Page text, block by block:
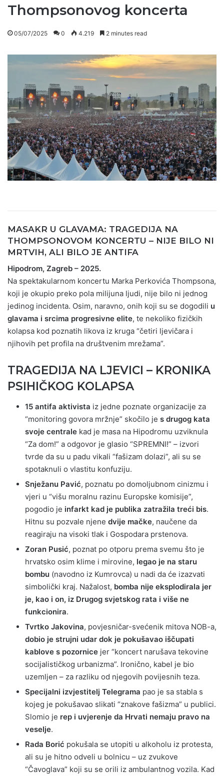
Thompsonovog koncerta
05/07/2025 0 4.219 2 minutes read
MASAKR U GLAVAMA: TRAGEDIJA NA
THOMPSONOVOM KONCERTU – NIJE BILO NI
MRTVIH, ALI BILO JE ANTIFA
Hipodrom, Zagreb – 2025.
Na spektakularnom koncertu Marka Perkovića Thompsona,
koji je okupio preko pola milijuna ljudi, nije bilo ni jednog
jedinog incidenta. Osim, naravno, onih koji su se dogodili u
glavama i srcima progresivne elite, te nekoliko fizičkih
kolapsa kod poznatih likova iz kruga “četiri ljevičara i
njihovih pet profila na društvenim mrežama”.
TRAGEDIJA NA LJEVICI – KRONIKA
PSIHIČKOG KOLAPSA
15 antifa aktivista iz jedne poznate organizacije za
“monitoring govora mržnje” skočilo je s drugog kata
svoje centrale kad je masa na Hipodromu uzviknula
“Za dom!” a odgovor je glasio “SPREMNI!” – izvori
tvrde da su u padu vikali “fašizam dolazi”, ali su se
spotaknuli o vlastitu konfuziju.
Snježanu Pavić, poznatu po domoljubnom cinizmu i
vjeri u “višu moralnu razinu Europske komisije”,
pogodio je infarkt kad je publika zatražila treći bis.
Hitnu su pozvale njene dvije mačke, naučene da
reagiraju na visoki tlak i Gospodara prstenova.
Zoran Pusić, poznat po otporu prema svemu što je
hrvatsko osim klime i mirovine, legao je na staru
bombu (navodno iz Kumrovca) u nadi da će izazvati
simbolički kraj. Nažalost, bomba nije eksplodirala jer
je, kao i on, iz Drugog svjetskog rata i više ne
funkcionira.
Tvrtko Jakovina, povjesničar-svećenik mitova NOB-a,
dobio je strujni udar dok je pokušavao iščupati
kablove s pozornice jer “koncert narušava tekovine
socijalističkog urbanizma”. Ironično, kabel je bio
uzemljen – za razliku od njegovih povijesnih teza.
Specijalni izvjestitelj Telegrama pao je sa stabla s
kojeg je pokušavao slikati “znakove fašizma” u publici.
Slomio je rep i uvjerenje da Hrvati nemaju pravo na
veselje.
Rada Borić pokušala se utopiti u alkoholu iz protesta,
ali su je hitno odveli u bolnicu – uz zvukove
“Čavoglava” koji su se orili iz ambulantnog vozila. Kad